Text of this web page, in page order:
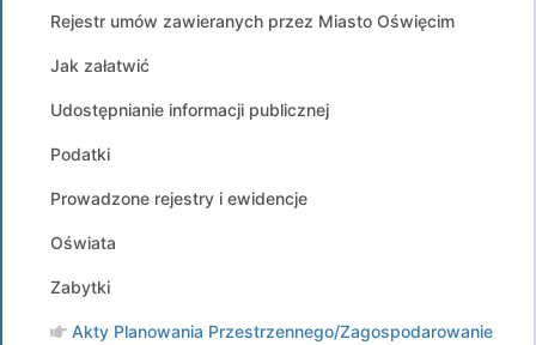
Rejestr umów zawieranych przez Miasto Oświęcim
Jak załatwić
Udostępnianie informacji publicznej
Podatki
Prowadzone rejestry i ewidencje
Oświata
Zabytki
Akty Planowania Przestrzennego/Zagospodarowanie